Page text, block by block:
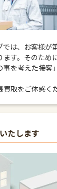
は、お客様が
す。そのため
を考えた接客
取をご体感く
たします